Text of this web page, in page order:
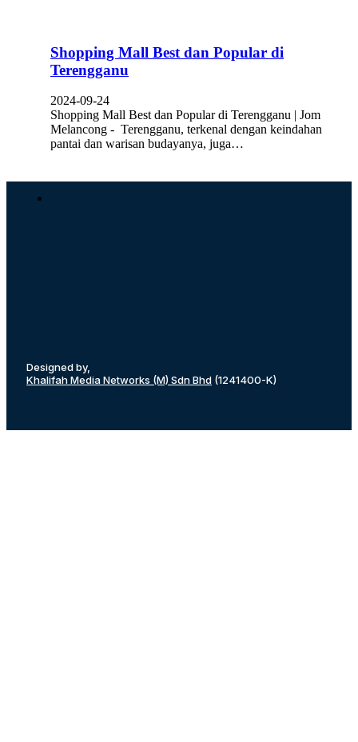
Shopping Mall Best dan Popular di
Terengganu
2024-09-24
Shopping Mall Best dan Popular di Terengganu | Jom
Melancong - Terengganu, terkenal dengan keindahan
pantai dan warisan budayanya, juga…
Designed by,
Khalifah Media Networks (M) Sdn Bhd (1241400-K)